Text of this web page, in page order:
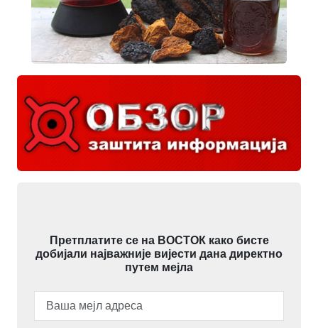
Претплатите се на ВОСТОК како бисте
добијали најважније вијести дана директно
путем мејла